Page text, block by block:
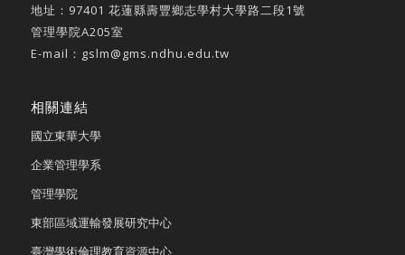
地址： 97401 花蓮縣壽豐鄉志學村大學路二段1號
管理學院A205室
E-mail： gslm@gms.ndhu.edu.tw
相關連結
國立東華大學
企業管理學系
管理學院
東部區域運輸發展研究中心
臺灣學術倫理教育資源中心